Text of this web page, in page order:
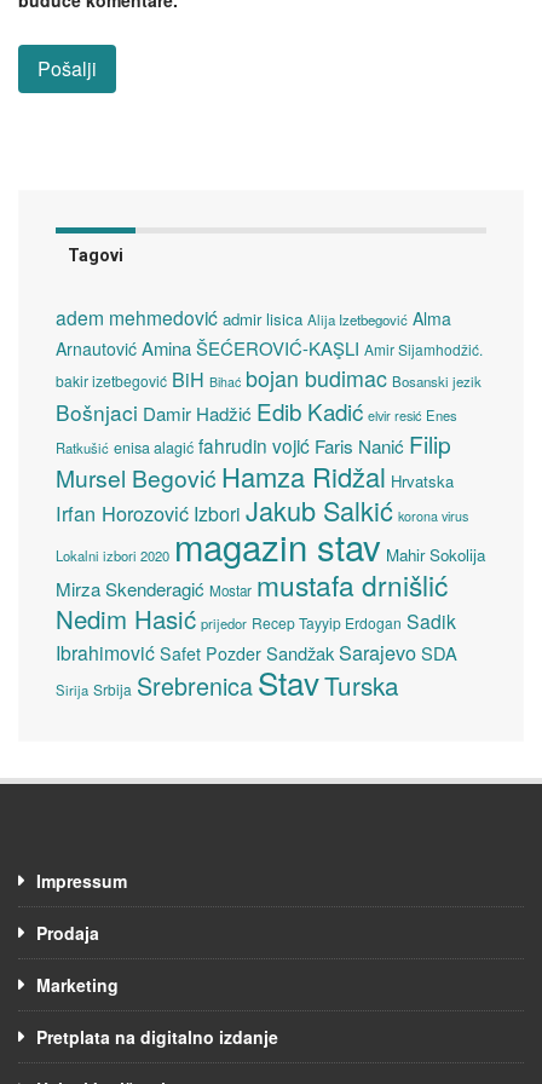
Tagovi
adem mehmedović admir lisica Alija Izetbegović Alma
Arnautović Amina ŠEĆEROVIĆ-KAŞLI Amir Sijamhodžić.
bakir izetbegović BiH Bihać bojan budimac Bosanski jezik
Bošnjaci Damir Hadžić Edib Kadić elvir resić Enes
Ratkušić enisa alagić fahrudin vojić Faris Nanić Filip
Mursel Begović Hamza Ridžal Hrvatska
Irfan Horozović Izbori Jakub Salkić korona virus
Lokalni izbori 2020 magazin stav Mahir Sokolija
Mirza Skenderagić Mostar mustafa drnišlić
Nedim Hasić prijedor Recep Tayyip Erdogan Sadik
Ibrahimović Safet Pozder SandžakSarajevoSDA
Sirija Srbija SrebrenicaStavTurska
Impressum
Prodaja
Marketing
Pretplata na digitalno izdanje